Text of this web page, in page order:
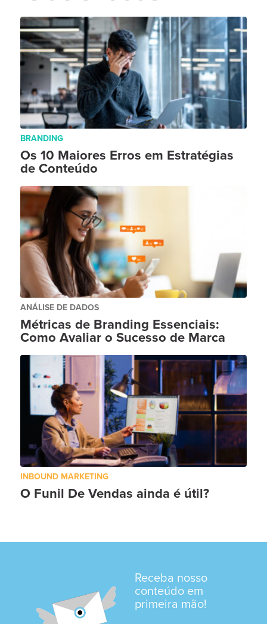
BRANDING
Os 10 Maiores Erros em Estratégias
de Conteúdo
ANÁLISE DE DADOS
Métricas de Branding Essenciais:
Como Avaliar o Sucesso de Marca
INBOUND MARKETING
O Funil De Vendas ainda é útil?
Receba nosso
conteúdo em
primeira mão!